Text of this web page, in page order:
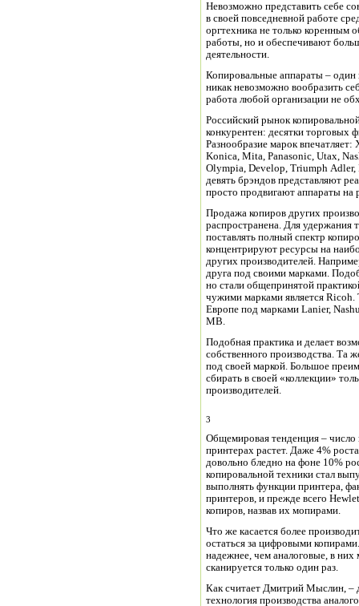
Невозможно представить себе
в своей повседневной работе
оргтехника не только коренным
работы, но и обеспечивают
деятельности.
Копировальные аппараты – один
никак невозможно вообразить
работа любой организации не
Российский рынок
конкурентен: десятки торговых
Разнообразие марок
Konica, Mita, Panasonic, Utax,
Olympia, Develop, Triumph Adler,
девять брэндов представляют
просто продвигают аппараты на
Продажа копиров других
распространена. Для удержания
поставлять полный спектр
концентрируют ресурсы на
других производителей.
друга под своими марками.
но стали общепринятой
чужими марками является Ricoh.
Европе под марками Lanier,
MB.
Подобная практика и делает
собственного производства. Та
под своей маркой. Большое
сбирать в своей «коллекции»
производителей.
3
Общемировая тенденция – число
принтерах растет. Даже 4%
довольно бледно на фоне 10%
копировальной техники стал
выполнять функции принтера,
принтеров, и прежде всего
копиров, назвав их мопирами.
Что же касается более
остаться за цифровыми
надежнее, чем аналоговые, в них
сканируется только один раз.
Как считает Дмитрий Мыслин, –
технология производства